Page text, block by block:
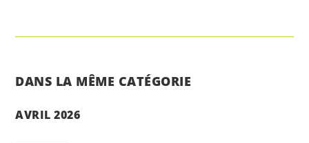
DANS LA MÊME CATÉGORIE
AVRIL 2026